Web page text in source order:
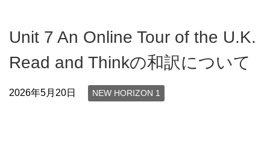
Unit 7 An Online Tour of the U.K.
Read and Thinkの和訳について
2026年5月20日 NEW HORIZON 1